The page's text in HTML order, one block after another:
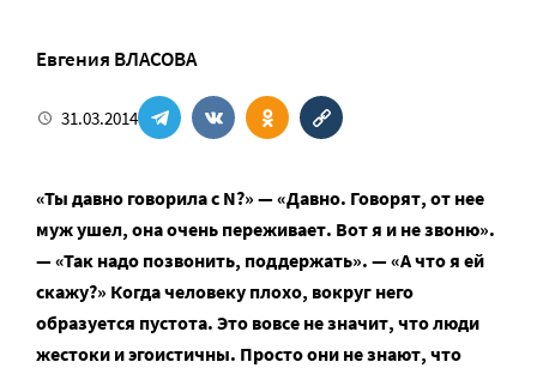
Евгения ВЛАСОВА
31.03.2014
«Ты давно говорила с N?» — «Давно. Говорят, от нее
муж ушел, она очень переживает. Вот я и не звоню».
— «Так надо позвонить, поддержать». — «А что я ей
скажу?» Когда человеку плохо, вокруг него
образуется пустота. Это вовсе не значит, что люди
жестоки и эгоистичны. Просто они не знают, что